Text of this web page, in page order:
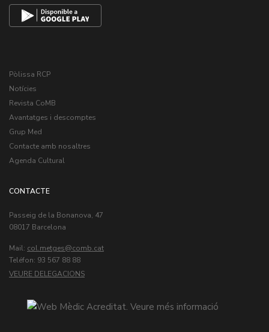
Pòlissa RCP
Notícies
Revista CoMB
Avantatges i descomptes
Grup Med
Contacte amb nosaltres
Agenda Cultural
CONTACTE
Passeig de la Bonanova, 47
08017 Barcelona
Mail: col.metges
Teléfon: 93 567 88 88
VEURE DELEGACIONS